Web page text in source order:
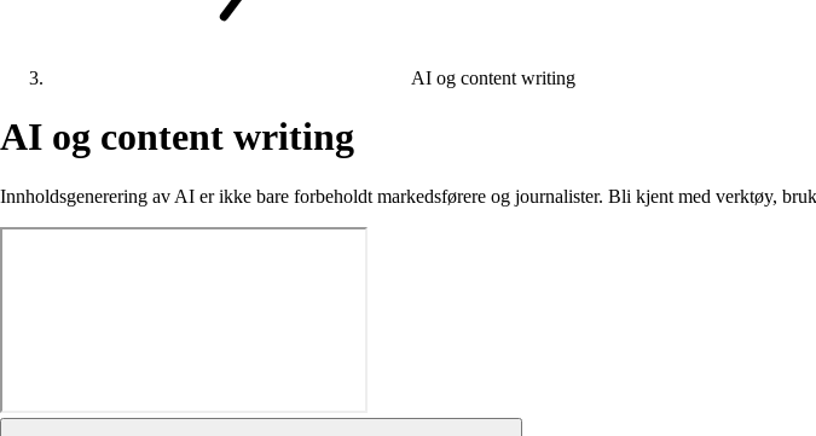
AI og content writing
AI og content writing
Innholdsgenerering av AI er ikke bare forbeholdt markedsførere og journalister. Bli kjent med verktøy,